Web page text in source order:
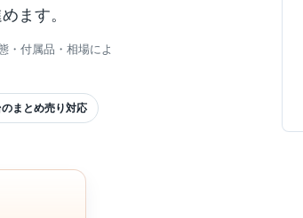
ます。
・付属品・相場によ
まとめ売り対応